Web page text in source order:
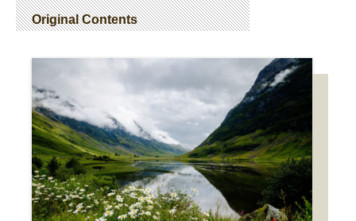
Original Contents